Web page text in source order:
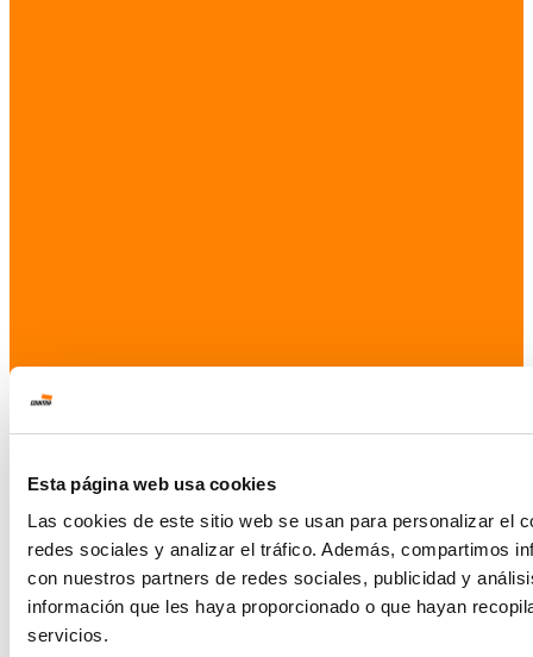
Esta página web usa cookies
Las cookies de este sitio web se usan para personalizar el
redes sociales y analizar el tráfico. Además, compartimos
con nuestros partners de redes sociales, publicidad y
información que les haya proporcionado o que hayan
servicios.